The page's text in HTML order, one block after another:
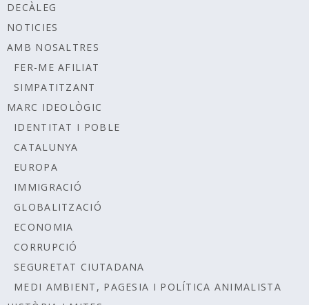
DECÀLEG
NOTICIES
AMB NOSALTRES
FER-ME AFILIAT
SIMPATITZANT
MARC IDEOLÒGIC
IDENTITAT I POBLE
CATALUNYA
EUROPA
IMMIGRACIÓ
GLOBALITZACIÓ
ECONOMIA
CORRUPCIÓ
SEGURETAT CIUTADANA
MEDI AMBIENT, PAGESIA I POLÍTICA ANIMALISTA